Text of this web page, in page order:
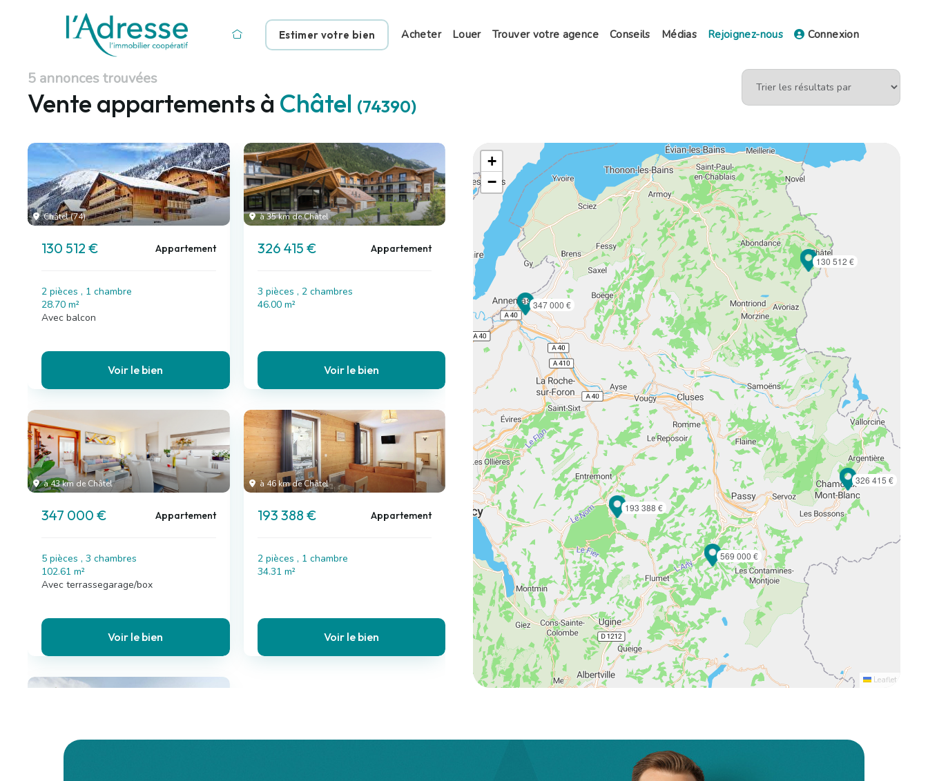
Estimer votre bien Acheter Louer Trouver votre agence Conseils Médias Rejoignez-nous Connexion
5 annonces trouvées
Vente appartements à Châtel (74390)
Châtel (74)
130 512 € Appartement
2 pièces , 1 chambre
28.70 m²
Avec balcon
Voir le bien
à 35 km de Châtel
326 415 € Appartement
3 pièces , 2 chambres
46.00 m²
Voir le bien
à 43 km de Châtel
347 000 € Appartement
5 pièces , 3 chambres
102.61 m²
Avec terrassegarage/box
Voir le bien
à 46 km de Châtel
193 388 € Appartement
2 pièces , 1 chambre
34.31 m²
Voir le bien
à 48 km de Châtel
130 512 €
326 415 €
347 000 €
193 388 €
569 000 €
+
−
Leaflet